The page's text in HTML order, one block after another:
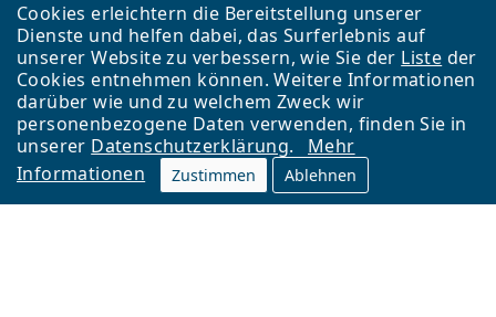
Cookies erleichtern die Bereitstellung unserer
Dienste und helfen dabei, das Surferlebnis auf
unserer Website zu verbessern, wie Sie der Liste der
Cookies entnehmen können. Weitere Informationen
darüber wie und zu welchem Zweck wir
personenbezogene Daten verwenden, finden Sie in
unserer Datenschutzerklärung.
Mehr
Informationen
Zustimmen Ablehnen
Zurück zur Hauptseite
Nach oben
Lentiamo s.r.o., Tschechien ist Eigentümer und Betreiber des Online-
Shops Lentiamo.at
Seit 18 Jahren sind wir für Sie da.